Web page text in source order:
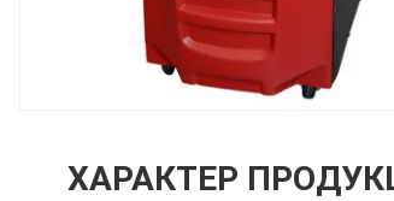
ХАРАКТЕР